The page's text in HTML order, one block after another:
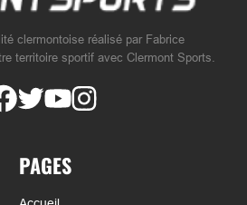
clermontoise réalisé par Fabrice
territoire sportif avec Clermont Sports.
PAGES